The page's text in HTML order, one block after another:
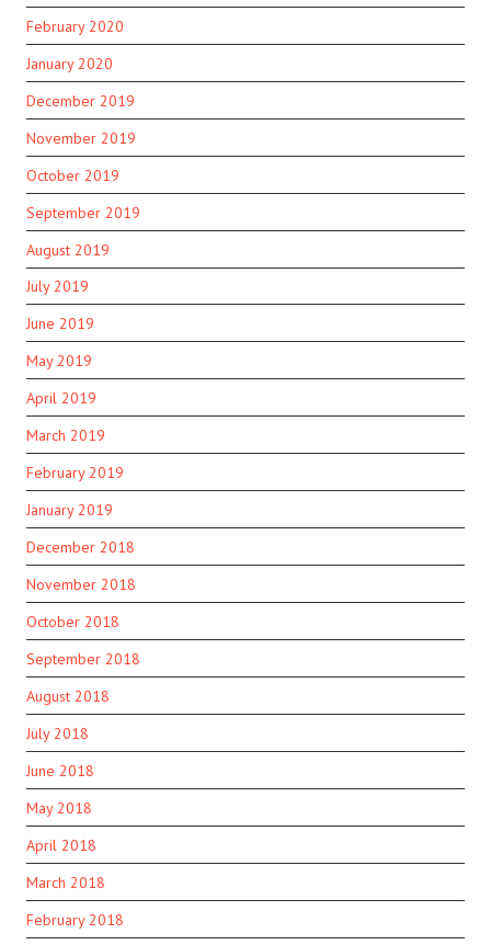
February 2020
January 2020
December 2019
November 2019
October 2019
September 2019
August 2019
July 2019
June 2019
May 2019
April 2019
March 2019
February 2019
January 2019
December 2018
November 2018
October 2018
September 2018
August 2018
July 2018
June 2018
May 2018
April 2018
March 2018
February 2018